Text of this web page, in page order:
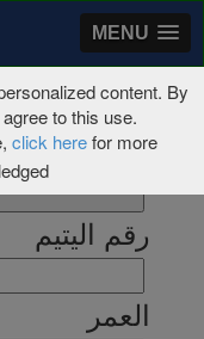
MENU
content. By
to this use.
click herefor more
144 ايتام
رقم اليتيم
العمر